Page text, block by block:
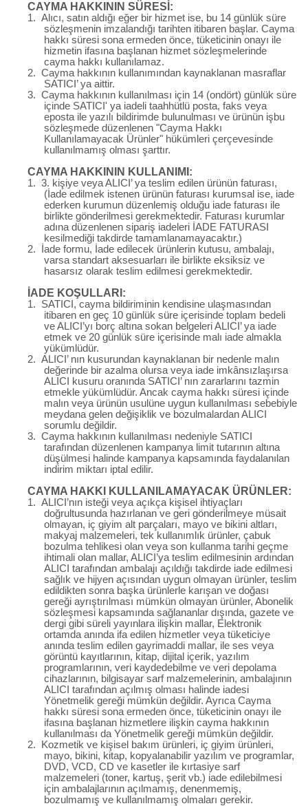
CAYMA HAKKININ SÜRESİ:
1. Alıcı, satın aldığı eğer bir hizmet ise, bu 14 günlük süre
sözleşmenin imzalandığı tarihten itibaren başlar. Cayma
hakkı süresi sona ermeden önce, tüketicinin onayı ile
hizmetin ifasına başlanan hizmet sözleşmelerinde
cayma hakkı kullanılamaz.
2. Cayma hakkının kullanımından kaynaklanan masraflar
SATICI’ ya aittir.
3. Cayma hakkının kullanılması için 14 (ondört) günlük süre
içinde SATICI' ya iadeli taahhütlü posta, faks veya
eposta ile yazılı bildirimde bulunulması ve ürünün işbu
sözleşmede düzenlenen "Cayma Hakkı
Kullanılamayacak Ürünler" hükümleri çerçevesinde
kullanılmamış olması şarttır.
CAYMA HAKKININ KULLANIMI:
1. 3. kişiye veya ALICI’ ya teslim edilen ürünün faturası,
(İade edilmek istenen ürünün faturası kurumsal ise, iade
ederken kurumun düzenlemiş olduğu iade faturası ile
birlikte gönderilmesi gerekmektedir. Faturası kurumlar
adına düzenlenen sipariş iadeleri İADE FATURASI
kesilmediği takdirde tamamlanamayacaktır.)
2. İade formu, İade edilecek ürünlerin kutusu, ambalajı,
varsa standart aksesuarları ile birlikte eksiksiz ve
hasarsız olarak teslim edilmesi gerekmektedir.
İADE KOŞULLARI:
1. SATICI, cayma bildiriminin kendisine ulaşmasından
itibaren en geç 10 günlük süre içerisinde toplam bedeli
ve ALICI’yı borç altına sokan belgeleri ALICI’ ya iade
etmek ve 20 günlük süre içerisinde malı iade almakla
yükümlüdür.
2. ALICI’ nın kusurundan kaynaklanan bir nedenle malın
değerinde bir azalma olursa veya iade imkânsızlaşırsa
ALICI kusuru oranında SATICI’ nın zararlarını tazmin
etmekle yükümlüdür. Ancak cayma hakkı süresi içinde
malın veya ürünün usulüne uygun kullanılması sebebiyle
meydana gelen değişiklik ve bozulmalardan ALICI
sorumlu değildir.
3. Cayma hakkının kullanılması nedeniyle SATICI
tarafından düzenlenen kampanya limit tutarının altına
düşülmesi halinde kampanya kapsamında faydalanılan
indirim miktarı iptal edilir.
CAYMA HAKKI KULLANILAMAYACAK ÜRÜNLER:
1. ALICI’nın isteği veya açıkça kişisel ihtiyaçları
doğrultusunda hazırlanan ve geri gönderilmeye müsait
olmayan, iç giyim alt parçaları, mayo ve bikini altları,
makyaj malzemeleri, tek kullanımlık ürünler, çabuk
bozulma tehlikesi olan veya son kullanma tarihi geçme
ihtimali olan mallar, ALICI’ya teslim edilmesinin ardından
ALICI tarafından ambalajı açıldığı takdirde iade edilmesi
sağlık ve hijyen açısından uygun olmayan ürünler, teslim
edildikten sonra başka ürünlerle karışan ve doğası
gereği ayrıştırılması mümkün olmayan ürünler, Abonelik
sözleşmesi kapsamında sağlananlar dışında, gazete ve
dergi gibi süreli yayınlara ilişkin mallar, Elektronik
ortamda anında ifa edilen hizmetler veya tüketiciye
anında teslim edilen gayrimaddi mallar, ile ses veya
görüntü kayıtlarının, kitap, dijital içerik, yazılım
programlarının, veri kaydedebilme ve veri depolama
cihazlarının, bilgisayar sarf malzemelerinin, ambalajının
ALICI tarafından açılmış olması halinde iadesi
Yönetmelik gereği mümkün değildir. Ayrıca Cayma
hakkı süresi sona ermeden önce, tüketicinin onayı ile
ifasına başlanan hizmetlere ilişkin cayma hakkının
kullanılması da Yönetmelik gereği mümkün değildir.
2. Kozmetik ve kişisel bakım ürünleri, iç giyim ürünleri,
mayo, bikini, kitap, kopyalanabilir yazılım ve programlar,
DVD, VCD, CD ve kasetler ile kırtasiye sarf
malzemeleri (toner, kartuş, şerit vb.) iade edilebilmesi
için ambalajlarının açılmamış, denenmemiş,
bozulmamış ve kullanılmamış olmaları gerekir.